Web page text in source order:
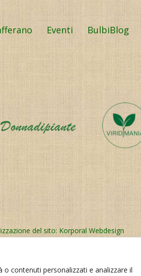
contenuti personalizzati e analizzare il
Eventi
BulbiBlog
del sito: Korporal Webdesign